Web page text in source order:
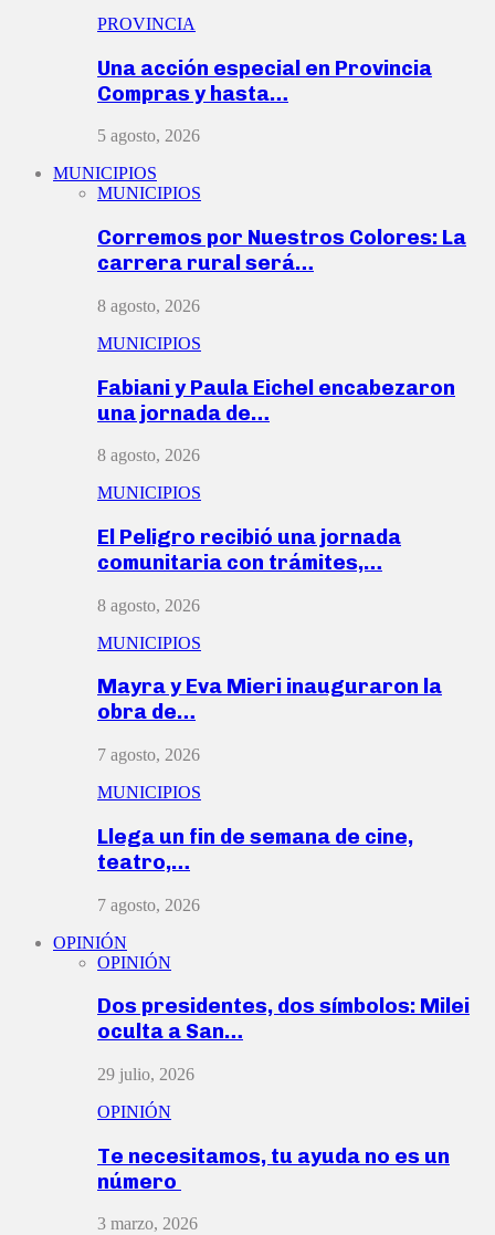
PROVINCIA
Una acción especial en Provincia
Compras y hasta…
5 agosto, 2026
MUNICIPIOS
MUNICIPIOS
Corremos por Nuestros Colores: La
carrera rural será…
8 agosto, 2026
MUNICIPIOS
Fabiani y Paula Eichel encabezaron
una jornada de…
8 agosto, 2026
MUNICIPIOS
El Peligro recibió una jornada
comunitaria con trámites,…
8 agosto, 2026
MUNICIPIOS
Mayra y Eva Mieri inauguraron la
obra de…
7 agosto, 2026
MUNICIPIOS
Llega un fin de semana de cine,
teatro,…
7 agosto, 2026
OPINIÓN
OPINIÓN
Dos presidentes, dos símbolos: Milei
oculta a San…
29 julio, 2026
OPINIÓN
Te necesitamos, tu ayuda no es un
número
3 marzo, 2026